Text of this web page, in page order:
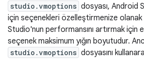
studio.vmoptions dosyası, Android
için seçenekleri özelleştirmenize olanak
Studio'nun performansını artırmak için
seçenek maksimum yığın boyutudur.
studio.vmoptions dosyasını